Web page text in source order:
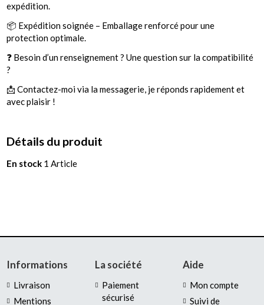
expédition.
📦 Expédition soignée – Emballage renforcé pour une
protection optimale.
❓ Besoin d’un renseignement ? Une question sur la compatibilité
?
📩 Contactez-moi via la messagerie, je réponds rapidement et
avec plaisir !
Détails du produit
En stock 1 Article
Informations
Livraison
Mentions
La société
Paiement
sécurisé
Aide
Mon compte
Suivi de